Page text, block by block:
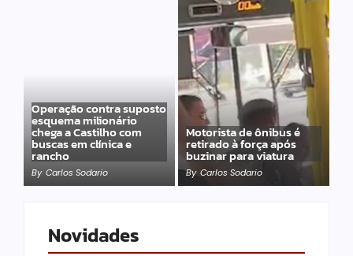
Operação contra suposto
esquema milionário
chega a Castilho com
buscas em clínica e
rancho
By Carlos Sodario
Motorista de ônibus é
retirado à força após
buzinar para viatura
By Carlos Sodario
Novidades